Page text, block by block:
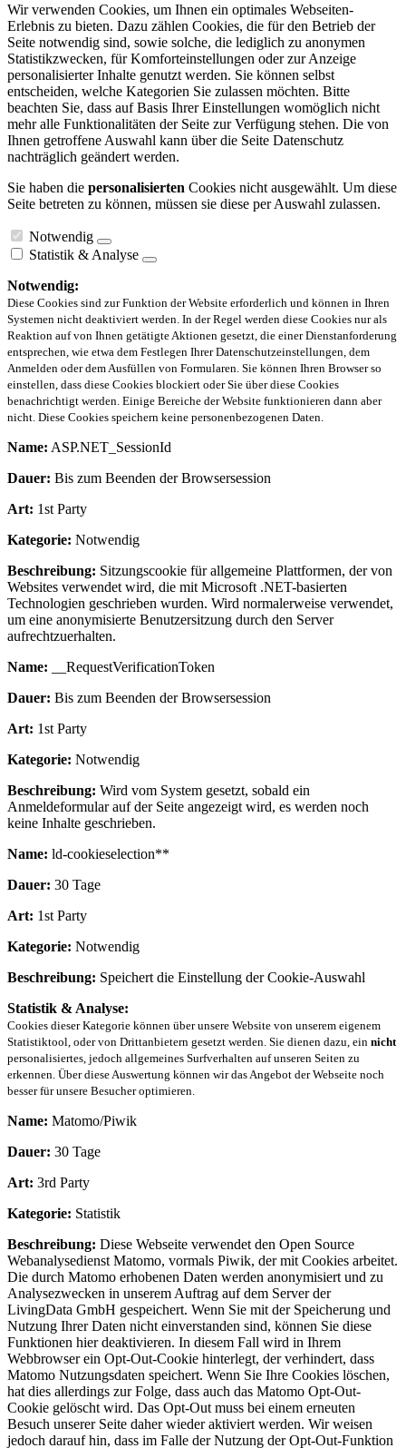
Wir verwenden Cookies, um Ihnen ein optimales Webseiten-
Erlebnis zu bieten. Dazu zählen Cookies, die für den Betrieb der
Seite notwendig sind, sowie solche, die lediglich zu anonymen
Statistikzwecken, für Komforteinstellungen oder zur Anzeige
personalisierter Inhalte genutzt werden. Sie können selbst
entscheiden, welche Kategorien Sie zulassen möchten. Bitte
beachten Sie, dass auf Basis Ihrer Einstellungen womöglich nicht
mehr alle Funktionalitäten der Seite zur Verfügung stehen. Die von
Ihnen getroffene Auswahl kann über die Seite Datenschutz
nachträglich geändert werden.
Sie haben die personalisierten Cookies nicht ausgewählt. Um diese
Seite betreten zu können, müssen sie diese per Auswahl zulassen.
Notwendig
Statistik & Analyse
Notwendig:
Diese Cookies sind zur Funktion der Website erforderlich und können in Ihren
Systemen nicht deaktiviert werden. In der Regel werden diese Cookies nur als
Reaktion auf von Ihnen getätigte Aktionen gesetzt, die einer Dienstanforderung
entsprechen, wie etwa dem Festlegen Ihrer Datenschutzeinstellungen, dem
Anmelden oder dem Ausfüllen von Formularen. Sie können Ihren Browser so
einstellen, dass diese Cookies blockiert oder Sie über diese Cookies
benachrichtigt werden. Einige Bereiche der Website funktionieren dann aber
nicht. Diese Cookies speichern keine personenbezogenen Daten.
Name: ASP.NET_SessionId
Dauer: Bis zum Beenden der Browsersession
Art: 1st Party
Kategorie: Notwendig
Beschreibung: Sitzungscookie für allgemeine Plattformen, der von
Websites verwendet wird, die mit Microsoft .NET-basierten
Technologien geschrieben wurden. Wird normalerweise verwendet,
um eine anonymisierte Benutzersitzung durch den Server
aufrechtzuerhalten.
Name: __RequestVerificationToken
Dauer: Bis zum Beenden der Browsersession
Art: 1st Party
Kategorie: Notwendig
Beschreibung: Wird vom System gesetzt, sobald ein
Anmeldeformular auf der Seite angezeigt wird, es werden noch
keine Inhalte geschrieben.
Name: ld-cookieselection**
Dauer: 30 Tage
Art: 1st Party
Kategorie: Notwendig
Beschreibung: Speichert die Einstellung der Cookie-Auswahl
Statistik & Analyse:
Cookies dieser Kategorie können über unsere Website von unserem eigenem
Statistiktool, oder von Drittanbietern gesetzt werden. Sie dienen dazu, ein nicht
personalisiertes, jedoch allgemeines Surfverhalten auf unseren Seiten zu
erkennen. Über diese Auswertung können wir das Angebot der Webseite noch
besser für unsere Besucher optimieren.
Name: Matomo/Piwik
Dauer: 30 Tage
Art: 3rd Party
Kategorie: Statistik
Beschreibung: Diese Webseite verwendet den Open Source
Webanalysedienst Matomo, vormals Piwik, der mit Cookies arbeitet.
Die durch Matomo erhobenen Daten werden anonymisiert und zu
Analysezwecken in unserem Auftrag auf dem Server der
LivingData GmbH gespeichert. Wenn Sie mit der Speicherung und
Nutzung Ihrer Daten nicht einverstanden sind, können Sie diese
Funktionen hier deaktivieren. In diesem Fall wird in Ihrem
Webbrowser ein Opt-Out-Cookie hinterlegt, der verhindert, dass
Matomo Nutzungsdaten speichert. Wenn Sie Ihre Cookies löschen,
hat dies allerdings zur Folge, dass auch das Matomo Opt-Out-
Cookie gelöscht wird. Das Opt-Out muss bei einem erneuten
Besuch unserer Seite daher wieder aktiviert werden. Wir weisen
jedoch darauf hin, dass im Falle der Nutzung der Opt-Out-Funktion